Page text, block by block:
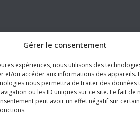
Gérer le consentement
expériences, nous utilisons des
et/ou accéder aux informations des appareils.
nous permettra de traiter des données
ou les ID uniques sur ce site. Le fait de
peut avoir un effet négatif sur